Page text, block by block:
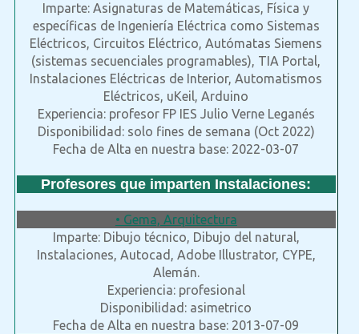
Imparte: Asignaturas de Matemáticas, Física y
específicas de Ingeniería Eléctrica como Sistemas
Eléctricos, Circuitos Eléctrico, Autómatas Siemens
(sistemas secuenciales programables), TIA Portal,
Instalaciones Eléctricas de Interior, Automatismos
Eléctricos, uKeil, Arduino
Experiencia: profesor FP IES Julio Verne Leganés
Disponibilidad: solo fines de semana (Oct 2022)
Fecha de Alta en nuestra base: 2022-03-07
Profesores que imparten Instalaciones:
• Gema, Arquitectura
Imparte: Dibujo técnico, Dibujo del natural,
Instalaciones, Autocad, Adobe Illustrator, CYPE,
Alemán.
Experiencia: profesional
Disponibilidad: asimetrico
Fecha de Alta en nuestra base: 2013-07-09